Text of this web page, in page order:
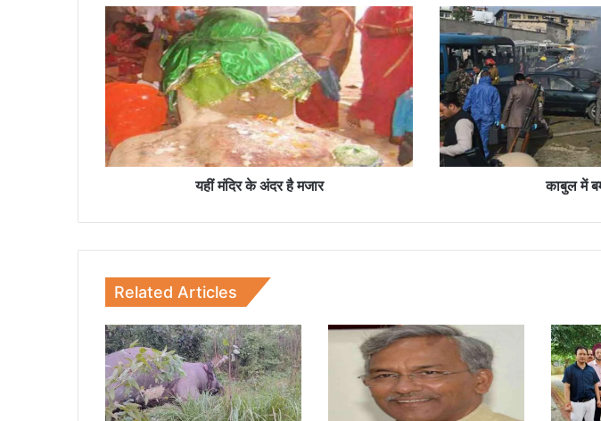
हीं
मं
दि
र
अं
द
र
जा
यहीं मंदिर के अंदर है मजार
का
बु
ल
में
ब
म
ध
मा
का
काबुल में
Related Articles